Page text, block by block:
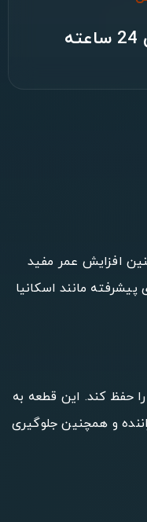
افزایش عمر مفید
مانند اسکانیا
حفظ کند. این قطعه به
و همچنین جلوگیری